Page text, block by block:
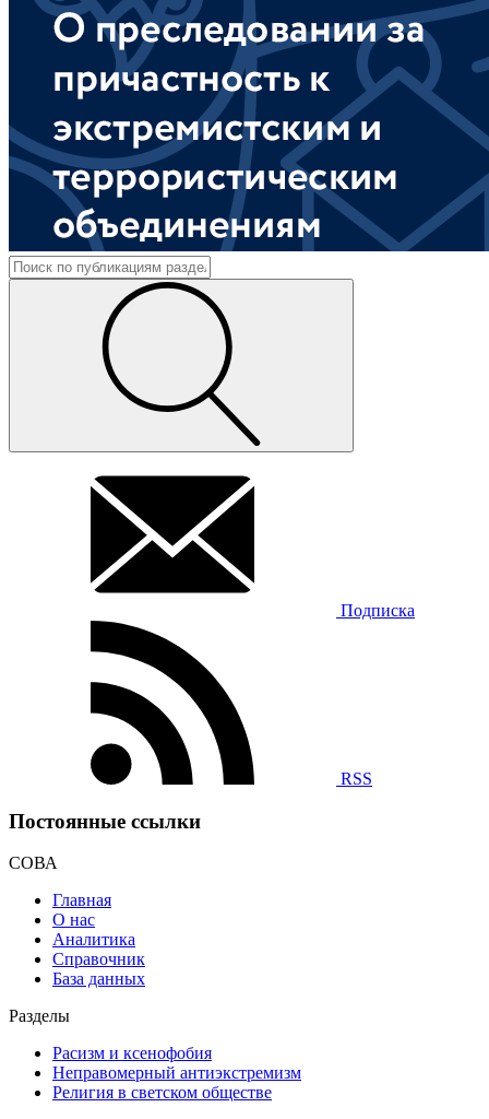
Подписка
RSS
Постоянные ссылки
СОВА
Главная
О нас
Аналитика
Справочник
База данных
Разделы
Расизм и ксенофобия
Неправомерный антиэкстремизм
Религия в светском обществе